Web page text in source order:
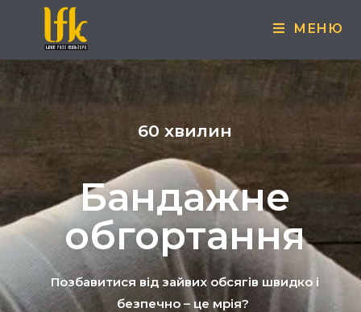
МЕНЮ
60 хвилин
Бандажне
обгортання
Позбавитися від зайвих обсягів швидко і
безпечно – це мрія?